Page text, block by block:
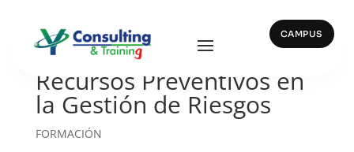
CAMPUS
La Importancia de los
Recursos Preventivos en
la Gestión de Riesgos
FORMACIÓN